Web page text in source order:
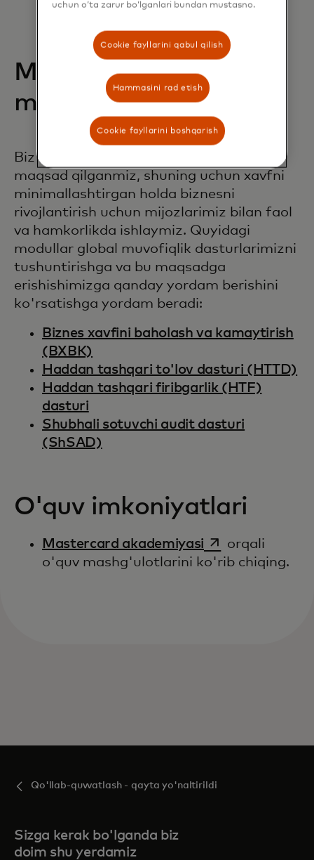
so'raladigan savollar
Mijozlar uchun
muvofiqlik dasturlari
Biz to'lov tizimining yaxlitligini saqlashni
maqsad qilganmiz, shuning uchun xavfni
minimallashtirgan holda biznesni
rivojlantirish uchun mijozlarimiz bilan faol
va hamkorlikda ishlaymiz. Quyidagi
modullar global muvofiqlik dasturlarimizni
tushuntirishga va bu maqsadga
erishishimizga qanday yordam berishini
ko'rsatishga yordam beradi:
Biznes xavfini baholash va kamaytirish
(BXBK)
Haddan tashqari to'lov dasturi (HTTD)
Haddan tashqari firibgarlik (HTF)
dasturi
Shubhali sotuvchi audit dasturi
(ShSAD)
O'quv imkoniyatlari
Mastercard akademiyasiopens in a new
orqali
o'quv mashg'ulotlarini ko'rib chiqing.
Qo'llab-quvvatlash - qayta yo'naltirildi
Sizga kerak bo'lganda biz
doim shu yerdamiz
uchun o‘ta zarur bo‘lganlari bundan mustasno.
Cookie fayllarini qabul qilish
Hammasini rad etish
Cookie fayllarini boshqarish